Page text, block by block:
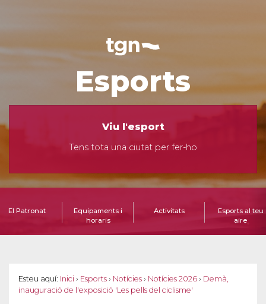
Esports
Viu l'esport
Tens tota una ciutat per fer-ho
El Patronat
Equipaments i
horaris
Activitats
Esports al teu
aire
Esteu aquí: Inici › Esports › Notícies › Notícies 2026 › Demà,
inauguració de l'exposició 'Les pells del ciclisme'